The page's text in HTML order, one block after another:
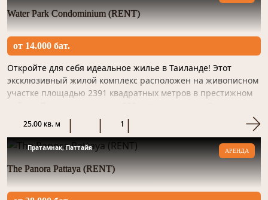
Water Park Condominium (RENT)
от 14.000 бат.
Откройте для себя идеальное жилье в Таиланде! Этот
эксклюзивный жилой комплекс расположен на живописном
участке площадью 2391 квадратных метров в престижном
25.00 кв. м 1
Пратамнак, Паттайя АРЕНДА
The Panora Pattaya (RENT)